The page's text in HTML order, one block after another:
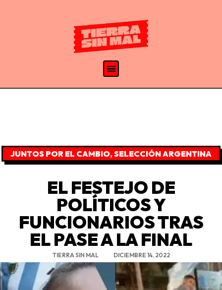
JUNTOS POR EL CAMBIO,SELECCIÓN ARGENTINA
EL FESTEJO DE
POLÍTICOS Y
FUNCIONARIOS TRAS
EL PASE A LA FINAL
TIERRA SIN MAL DICIEMBRE 14, 2022